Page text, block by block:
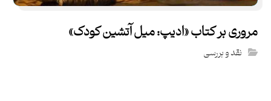
مروری بر کتاب «ادیپ: میل آتشین کودک»
نقد و بررسی